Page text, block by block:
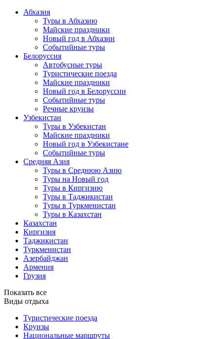
Абхазия
Туры в Абхазию
Майские праздники
Новый год в Абхазии
Событийные туры
Белоруссия
Автобусные туры
Туристические поезда
Майские праздники
Новый год в Белоруссии
Событийные туры
Речные круизы
Узбекистан
Туры в Узбекистан
Майские праздники
Новый год в Узбекистане
Событийные туры
Средняя Азия
Туры в Среднюю Азию
Туры на Новый год
Туры в Киргизию
Туры в Таджикистан
Туры в Туркменистан
Туры в Казахстан
Казахстан
Киргизия
Таджикистан
Туркменистан
Азербайджан
Армения
Грузия
Показать все
Виды отдыха
Туристические поезда
Круизы
Национальные маршруты